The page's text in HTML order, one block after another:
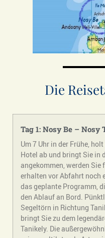
Die
Tag 1: Nosy Be – Nosy
Um 7 Uhr in der Frühe,
Hotel ab und bringt Sie in
angekommen, werden
erhalten vor Abfahrt noch
das geplante Programm,
den Ablauf an Bord.
Segeltörn in Richtung
bringt Sie zu dem
Tanikely. Die